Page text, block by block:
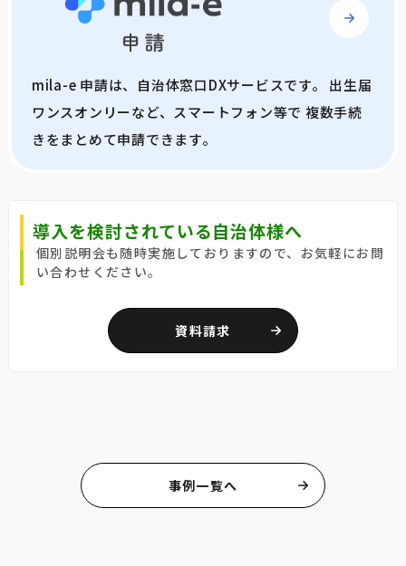
mila-e 申請は、自治体窓口DXサービスです。 出生届
ワンスオンリーなど、スマートフォン等で 複数手続
きをまとめて申請できます。
導入を検討されている自治体様へ
個別説明会も随時実施しておりますので、お気軽にお問
い合わせください。
資料請求
事例一覧へ